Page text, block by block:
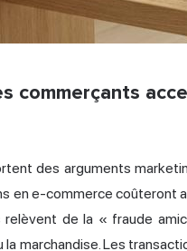
commerçants
des arguments
en e-commerce coûteront
de la « fraude
marchandise. Les